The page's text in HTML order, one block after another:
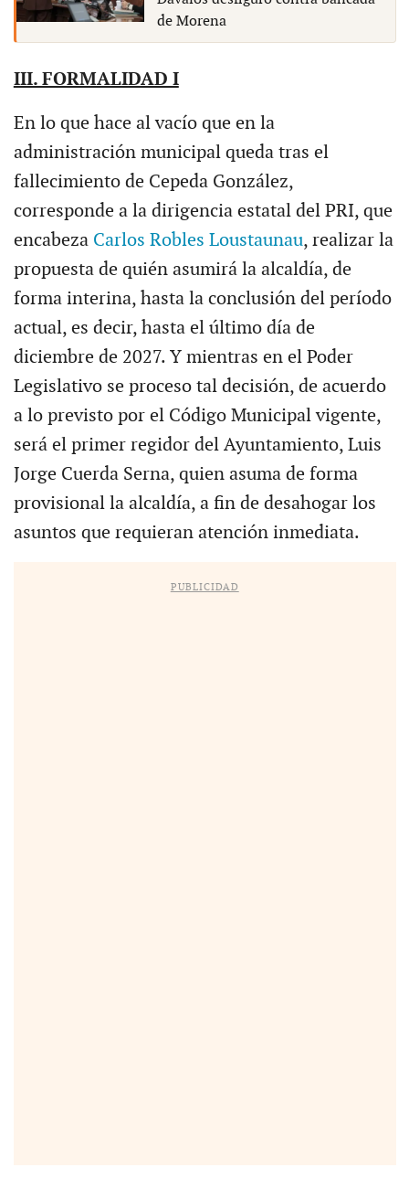
de Morena
III. FORMALIDAD I
En lo que hace al vacío que en la
administración municipal queda tras el
fallecimiento de Cepeda González,
corresponde a la dirigencia estatal del PRI, que
encabeza Carlos Robles Loustaunau, realizar la
propuesta de quién asumirá la alcaldía, de
forma interina, hasta la conclusión del período
actual, es decir, hasta el último día de
diciembre de 2027. Y mientras en el Poder
Legislativo se proceso tal decisión, de acuerdo
a lo previsto por el Código Municipal vigente,
será el primer regidor del Ayuntamiento, Luis
Jorge Cuerda Serna, quien asuma de forma
provisional la alcaldía, a fin de desahogar los
asuntos que requieran atención inmediata.
PUBLICIDAD